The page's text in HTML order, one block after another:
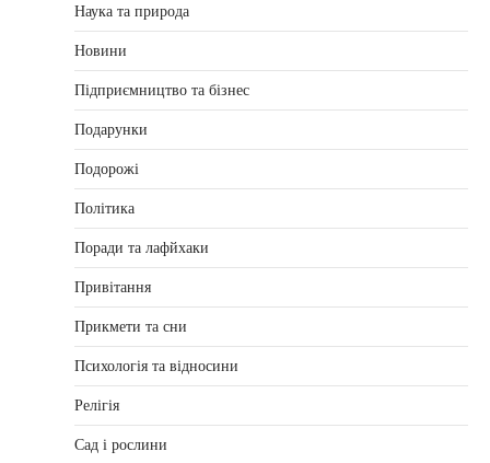
Наука та природа
Новини
Підприємництво та бізнес
Подарунки
Подорожі
Політика
Поради та лафйхаки
Привітання
Прикмети та сни
Психологія та відносини
Релігія
Сад і рослини